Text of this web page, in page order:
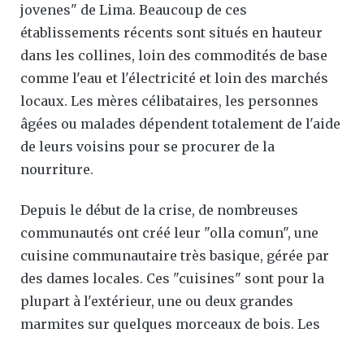
jovenes" de Lima. Beaucoup de ces
établissements récents sont situés en hauteur
dans les collines, loin des commodités de base
comme l'eau et l'électricité et loin des marchés
locaux. Les mères célibataires, les personnes
âgées ou malades dépendent totalement de l'aide
de leurs voisins pour se procurer de la
nourriture.
Depuis le début de la crise, de nombreuses
communautés ont créé leur "olla comun", une
cuisine communautaire très basique, gérée par
des dames locales. Ces "cuisines" sont pour la
plupart à l'extérieur, une ou deux grandes
marmites sur quelques morceaux de bois. Les